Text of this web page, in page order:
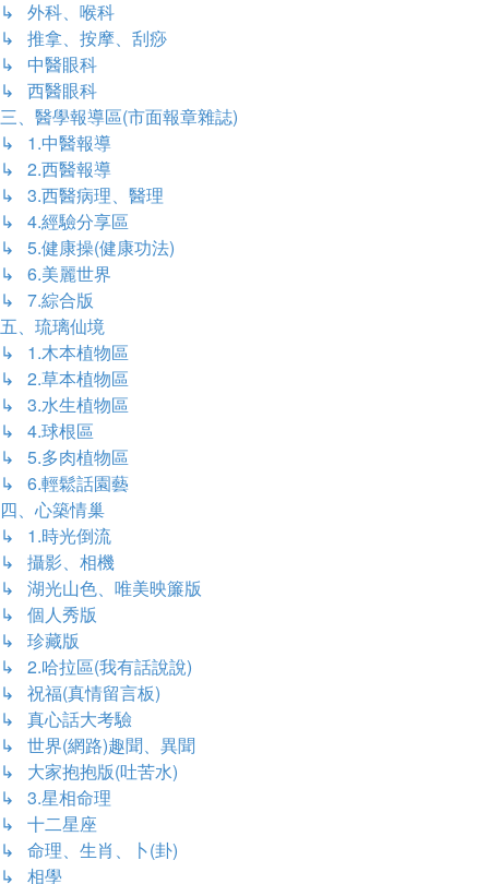
↳ 外科、喉科
↳ 推拿、按摩、刮痧
↳ 中醫眼科
↳ 西醫眼科
三、醫學報導區(市面報章雜誌)
↳ 1.中醫報導
↳ 2.西醫報導
↳ 3.西醫病理、醫理
↳ 4.經驗分享區
↳ 5.健康操(健康功法)
↳ 6.美麗世界
↳ 7.綜合版
五、琉璃仙境
↳ 1.木本植物區
↳ 2.草本植物區
↳ 3.水生植物區
↳ 4.球根區
↳ 5.多肉植物區
↳ 6.輕鬆話園藝
四、心築情巢
↳ 1.時光倒流
↳ 攝影、相機
↳ 湖光山色、唯美映簾版
↳ 個人秀版
↳ 珍藏版
↳ 2.哈拉區(我有話說說)
↳ 祝福(真情留言板)
↳ 真心話大考驗
↳ 世界(網路)趣聞、異聞
↳ 大家抱抱版(吐苦水)
↳ 3.星相命理
↳ 十二星座
↳ 命理、生肖、卜(卦)
↳ 相學